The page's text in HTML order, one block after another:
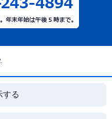
する